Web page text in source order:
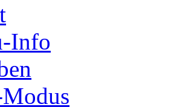
Info